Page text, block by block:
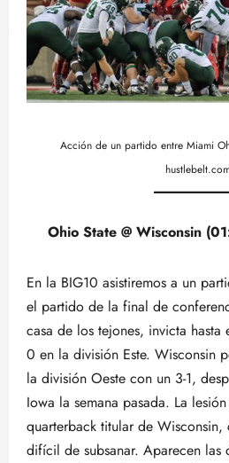
Acción de un partido entre Miami
Ohio State @ Wisconsin
En la BIG10 asistiremos a un
el partido de la final de
casa de los tejones, invicta
0 en la división Este. Wisconsin
la división Oeste con un 3-1,
Iowa la semana pasada. La
quarterback titular de
difícil de subsanar. Aparecen las